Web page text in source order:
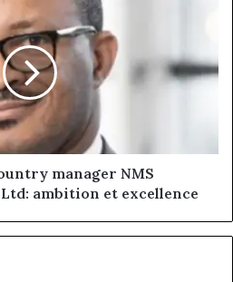
manager NMS
Ltd: ambition et excellence